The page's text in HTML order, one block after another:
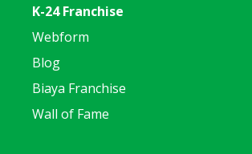
K-24 Franchise
Webform
Blog
Biaya Franchise
Wall of Fame